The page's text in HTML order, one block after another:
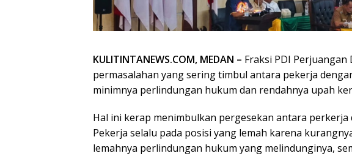
KULITINTANEWS.COM, MEDAN – Fraksi PDI Perjuangan
permasalahan yang sering timbul antara pekerja
minimnya perlindungan hukum dan rendahnya upah
Hal ini kerap menimbulkan pergesekan antara perkerja
Pekerja selalu pada posisi yang lemah karena
lemahnya perlindungan hukum yang melindunginya,